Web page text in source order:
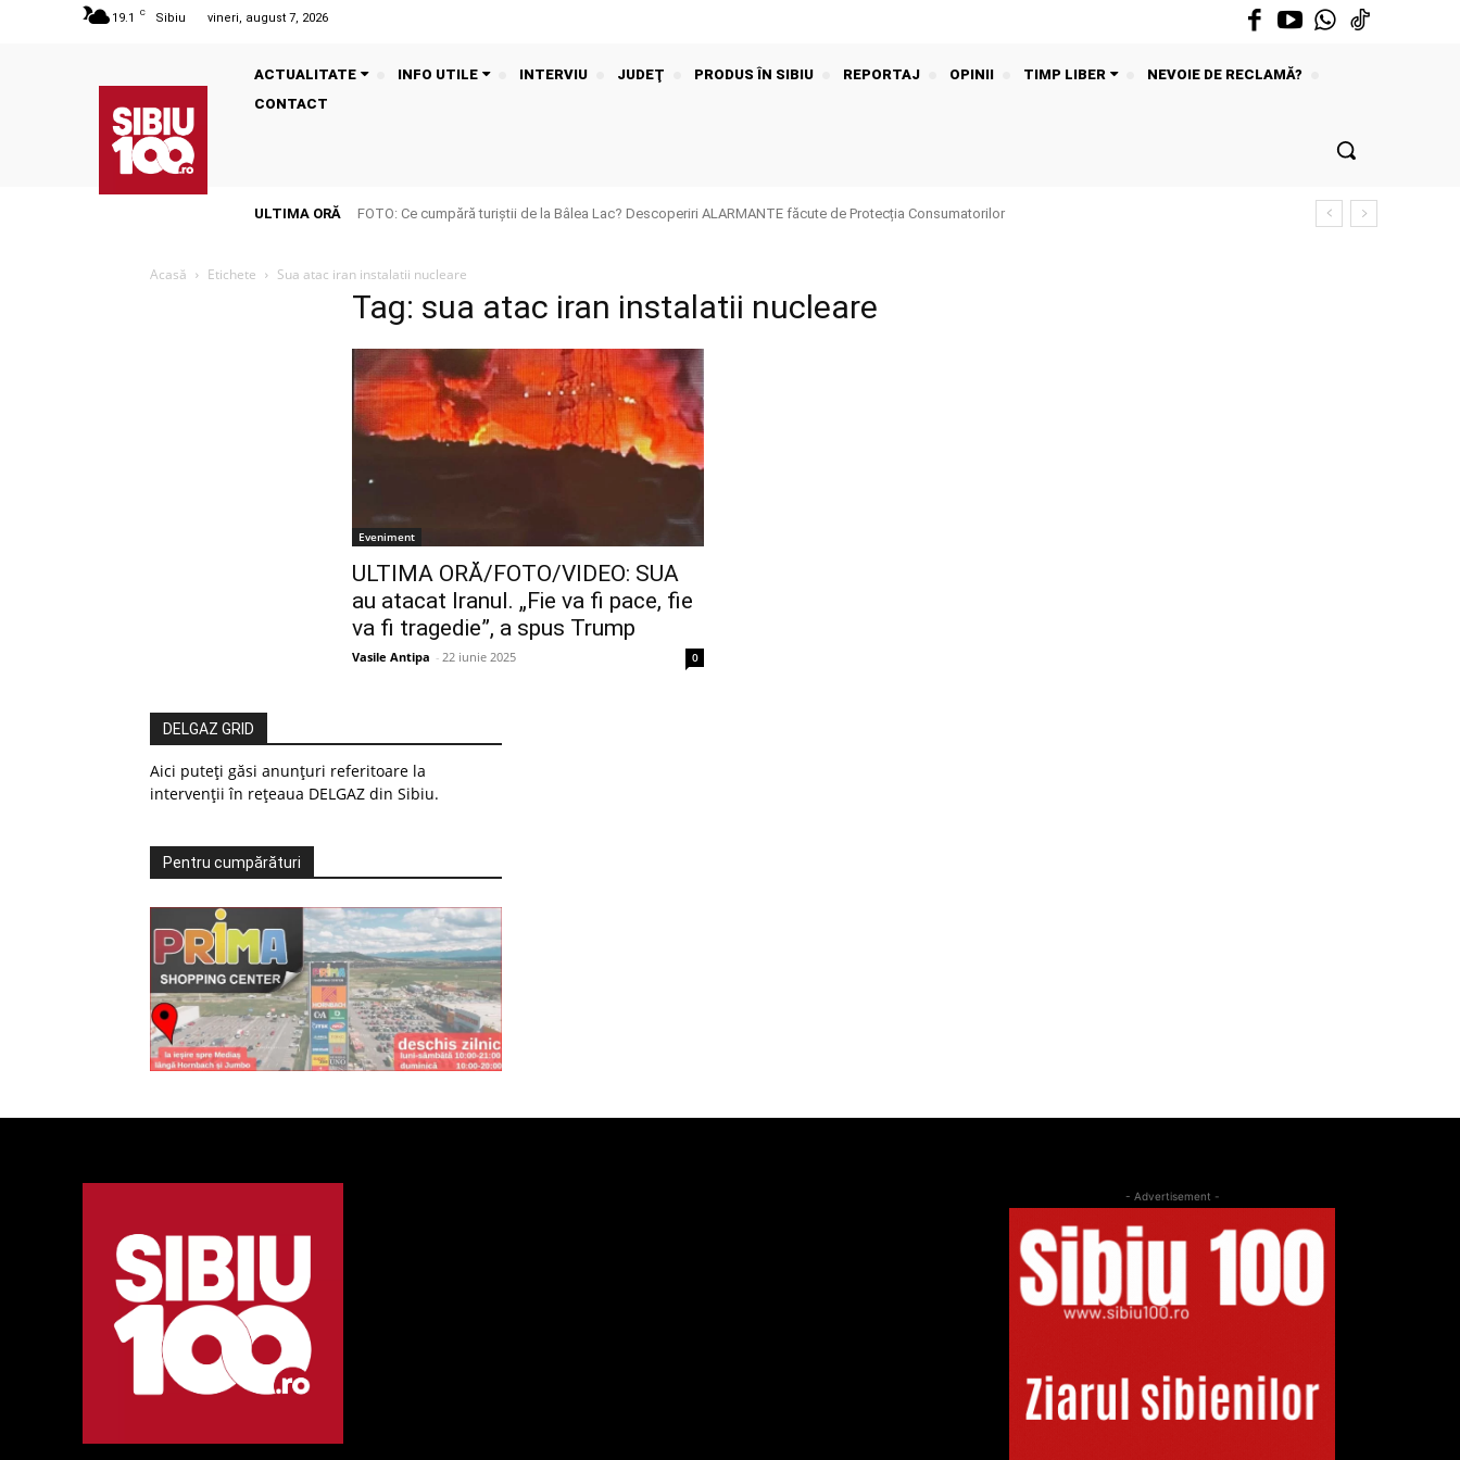
19.1 C Sibiu vineri, august 7, 2026
ACTUALITATE INFO UTILE INTERVIU JUDEŢ PRODUS ÎN SIBIU REPORTAJ OPINII TIMP LIBER
NEVOIE DE RECLAMĂ?
CONTACT
ULTIMA ORĂ FOTO: Ce cumpără turiștii de la Bâlea Lac? Descoperiri ALARMANTE făcute de Protecția Consumatorilor
Acasă Etichete Sua atac iran instalatii nucleare
Tag: sua atac iran instalatii nucleare
Eveniment
ULTIMA ORĂ/FOTO/VIDEO: SUA
au atacat Iranul. „Fie va fi pace, fie
va fi tragedie”, a spus Trump
Vasile Antipa - 22 iunie 2025 0
DELGAZ GRID
Aici puteți găsi anunțuri referitoare la
intervenții în rețeaua DELGAZ din Sibiu.
Pentru cumpărături
- Advertisement -